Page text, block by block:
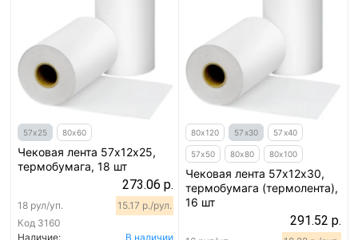
57х25 80х60
Чековая лента 57х12х25,
термобумага, 18 шт
273.06 р.
Код 3160
18 рул/уп. 15.17 р./рул.
Наличие:
В наличии
80х120 57х30 57х40
57х50 80х80 80х100
Чековая лента 57х12х30,
термобумага (термолента),
16 шт
291.52 р.